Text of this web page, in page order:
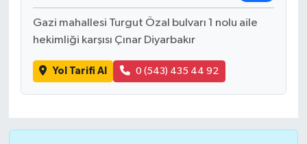
Gazi mahallesi Turgut Özal bulvarı 1 nolu aile
hekimliği karşısı Çınar Diyarbakır
Yol Tarifi Al 0 (543) 435 44 92
GÖLMARMARA
ŞEHZADELER
LIFE